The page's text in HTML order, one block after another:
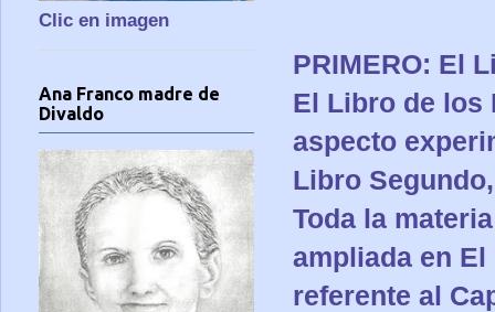
PRIMERO: El
El Libro de los
aspecto
Libro
Toda la
ampliada en
referente al
Clic en imagen
Ana Franco madre de
Divaldo